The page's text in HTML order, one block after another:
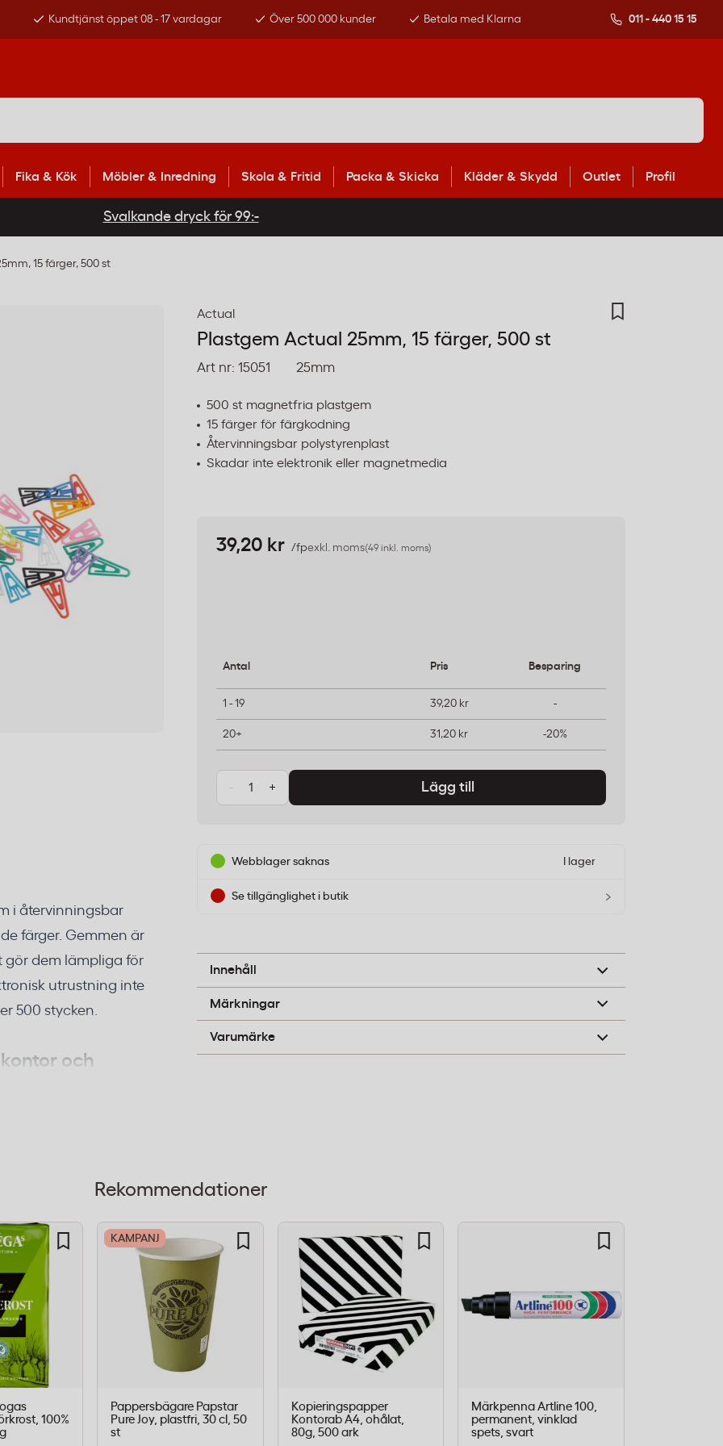
Kundtjänst öppet 08 - 17 vardagar Över 500 000 kunder Betala med Klarna 011 - 440 15 15
Fika & Kök Möbler & Inredning Skola & Fritid Packa & Skicka Kläder & Skydd Outlet Profil
Svalkande dryck för 99:-
15 färger, 500 st
i återvinningsbar
färger. Gemmen är
gör dem lämpliga för
utrustning inte
500 stycken.
och
integritet är
Actual
Plastgem Actual 25mm, 15 färger, 500 st
Art nr: 15051 25mm
500 st magnetfria plastgem
15 färger för färgkodning
Återvinningsbar polystyrenplast
Skadar inte elektronik eller magnetmedia
39,20 kr /fpexkl. moms(49 inkl. moms)
Antal Pris Besparing
1 - 19 39,20 kr -
20+ 31,20 kr -20%
- + Lägg till
Webblager saknas I lager
Se tillgänglighet i butik ›
Innehåll
Polystyrenplast
Märkningar
B-pil
Varumärke
Actual
Rekommendationer
100%
Pappersbägare Papstar
Pure Joy, plastfri, 30 cl, 50
st
KAMPANJ
Kopieringspapper
Kontorab A4, ohålat,
80g, 500 ark
Märkpenna Artline 100,
permanent, vinklad
spets, svart